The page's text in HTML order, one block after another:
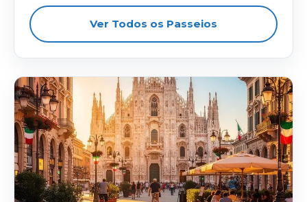
Ver Todos os Passeios